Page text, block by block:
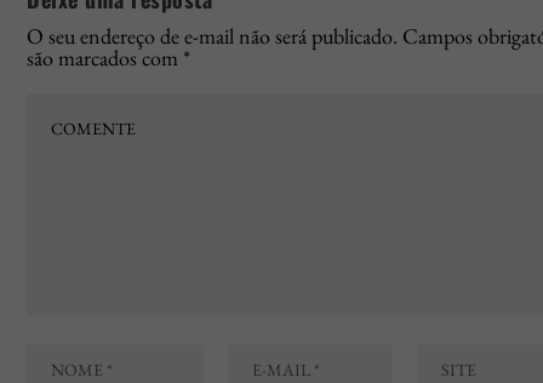
O seu endereço de e-mail não será publicado. Campos
são marcados com *